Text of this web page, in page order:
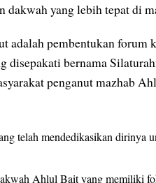
yang lebih tepat di
adalah pembentukan forum
disepakati bernama
penganut mazhab
telah mendedikasikan dirinya
Ahlul Bait yang memiliki